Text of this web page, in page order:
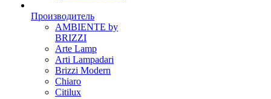
Производитель
AMBIENTE by
BRIZZI
Arte Lamp
Arti Lampadari
Brizzi Modern
Chiaro
Citilux